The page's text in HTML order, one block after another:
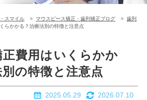
スマイル マウスピース矯正・歯列矯正ブログ
歯列
らかかる？治療法別の特徴と注意点
費用はいくらかか
の特徴と注意点
2025.05.29 2026.07.10